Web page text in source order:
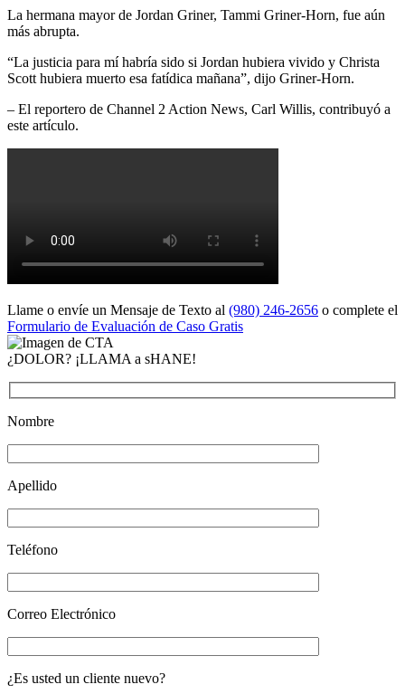
La hermana mayor de Jordan Griner, Tammi Griner-Horn, fue aún
más abrupta.
“La justicia para mí habría sido si Jordan hubiera vivido y Christa
Scott hubiera muerto esa fatídica mañana”, dijo Griner-Horn.
– El reportero de Channel 2 Action News, Carl Willis, contribuyó a
este artículo.
Llame o envíe un Mensaje de Texto al (980) 246-2656 o complete el
Formulario de Evaluación de Caso Gratis
¿DOLOR? ¡LLAMA a sHANE!
Nombre
Apellido
Teléfono
Correo Electrónico
¿Es usted un cliente nuevo?